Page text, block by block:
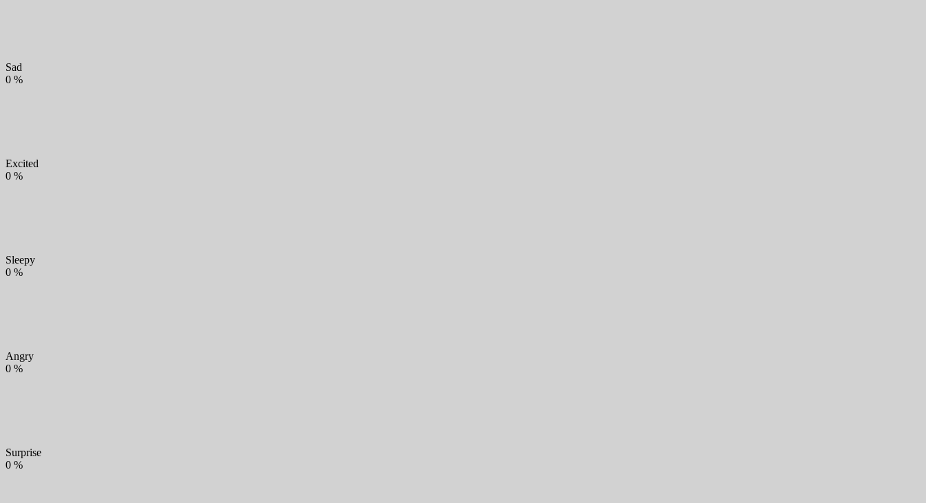
Sad
0 %
Excited
0 %
Sleepy
0 %
Angry
0 %
Surprise
0 %